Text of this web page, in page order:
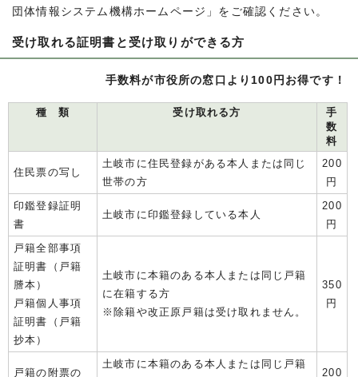
団体情報システム機構ホームページ」をご確認ください。
受け取れる証明書と受け取りができる方
手数料が市役所の窓口より100円お得です！
種 類 受け取れる方
手
数
料
住民票の写し
土岐市に住民登録がある本人または同じ
世帯の方
200
円
印鑑登録証明
書
土岐市に印鑑登録している本人
200
円
戸籍全部事項
証明書（戸籍
謄本）
戸籍個人事項
証明書（戸籍
抄本）
土岐市に本籍のある本人または同じ戸籍
に在籍する方
※除籍や改正原戸籍は受け取れません。
350
円
戸籍の附票の
土岐市に本籍のある本人または同じ戸籍
200